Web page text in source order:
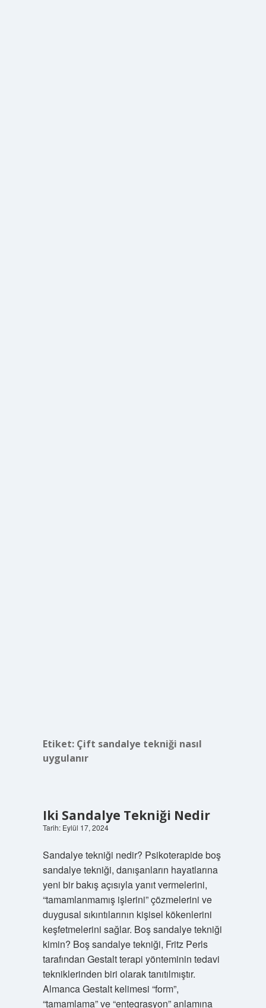
Etiket: Çift sandalye tekniği nasıl
uygulanır
Iki Sandalye Tekniği Nedir
Tarih: Eylül 17, 2024
Sandalye tekniği nedir? Psikoterapide boş
sandalye tekniği, danışanların hayatlarına
yeni bir bakış açısıyla yanıt vermelerini,
“tamamlanmamış işlerini” çözmelerini ve
duygusal sıkıntılarının kişisel kökenlerini
keşfetmelerini sağlar. Boş sandalye tekniği
kimin? Boş sandalye tekniği, Fritz Perls
tarafından Gestalt terapi yönteminin tedavi
tekniklerinden biri olarak tanıtılmıştır.
Almanca Gestalt kelimesi “form”,
“tamamlama” ve “entegrasyon” anlamına